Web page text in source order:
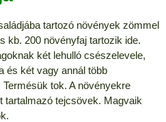
tartozó növények zömmel
kb. 200 növényfaj tartozik ide.
két lehulló csészelevele,
és két vagy annál több
tok. A növényekre
tartalmazó tejcsövek. Magvaik